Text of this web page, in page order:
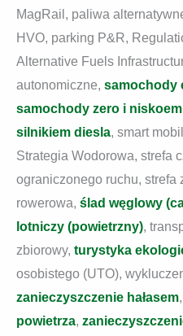
MagRail, paliwa
HVO, parking P&R,
Alternative Fuels
autonomiczne, samochody
samochody zero i
silnikiem diesla, smart
Strategia Wodorowa, strefa
ograniczonego ruchu, strefa
rowerowa, ślad węglowy
lotniczy (powietrzny),
zbiorowy, turystyka
osobistego (UTO),
zanieczyszczenie hałasem,
powietrza,